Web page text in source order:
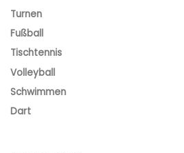
Turnen
Fußball
Tischtennis
Volleyball
Schwimmen
Dart